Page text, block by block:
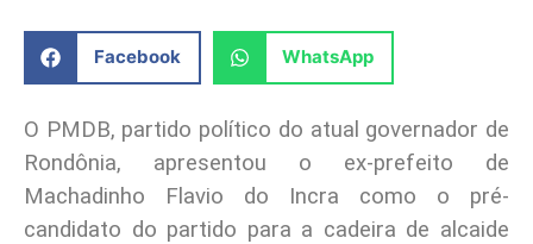
Facebook WhatsApp
O PMDB, partido político do atual governador de
Rondônia, apresentou o ex-prefeito de
Machadinho Flavio do Incra como o pré-
candidato do partido para a cadeira de alcaide